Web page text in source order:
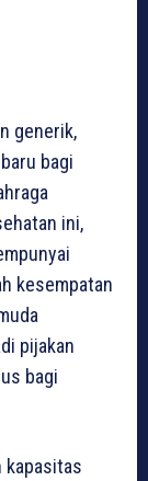
generik,
bagi
ini,
kesempatan
pijakan
bagi
kapasitas